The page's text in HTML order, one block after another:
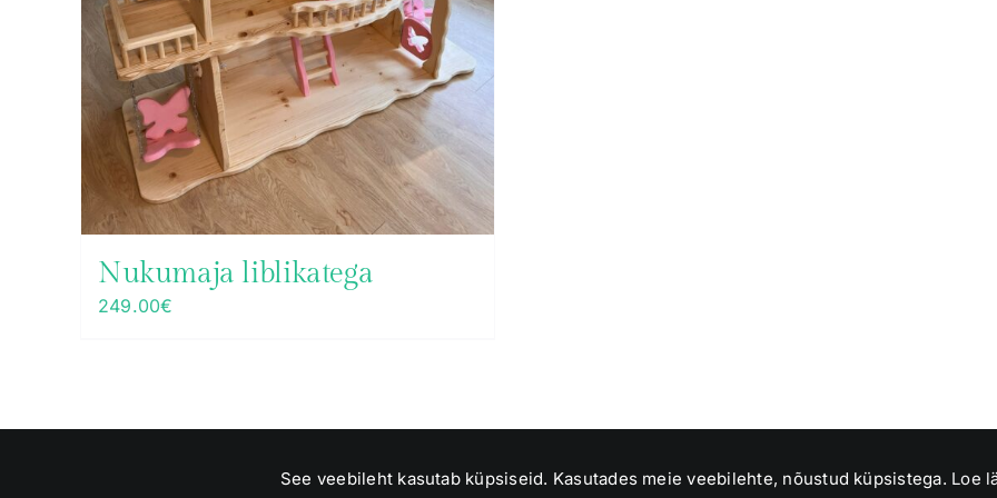
Nukumaja liblikatega
249.00€
Riverland OÜ, mis tuleb meie perekonna nimest Jõesaar :) Asume Raaduvere külas, Jõgeva vallas
See veebileht kasutab küpsiseid. Kasutades meie veebilehte, nõustud küpsistega. Loe